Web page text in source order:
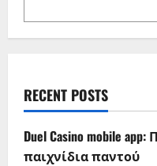
RECENT POSTS
Duel Casino mobile
παιχνίδια παντού